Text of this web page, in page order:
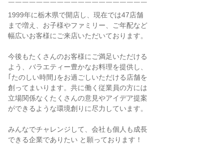
￣￣￣￣￣￣￣￣￣￣￣￣￣￣￣￣￣￣￣￣
1999年に栃木県で開店し、現在では47店舗
まで増え、お子様やファミリー、ご年配など
幅広いお客様にご来店いただいております。
今後もたくさんのお客様にご満足いただける
よう、バラエティー豊かなお料理を提供し、
｢たのしい時間｣をお過ごしいただける店舗を
創ってまいります。共に働く従業員の方には
立場関係なくたくさんの意見やアイデア提案
ができるような環境創りに尽力しています。
みんなでチャレンジして、会社も個人も成長
できる企業でありたい と願っております！